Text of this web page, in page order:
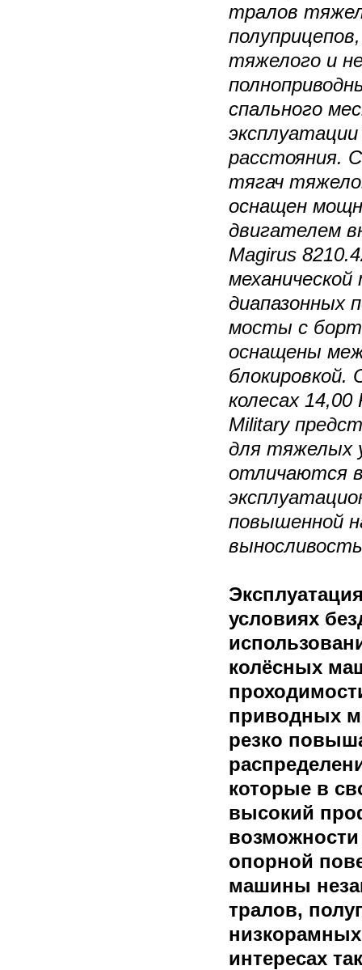
тралов
тяжелого и
спального
расстояния.
тягач
оснащен
двигателем
Magirus
диапазонных
мосты с
оснащены
блокировкой.
колесах
Military
для тяжелых
отличаются
повышенной
условиях
колёсных
приводных
резко
которые в
высокий
опорной
машины
тралов,
интересах